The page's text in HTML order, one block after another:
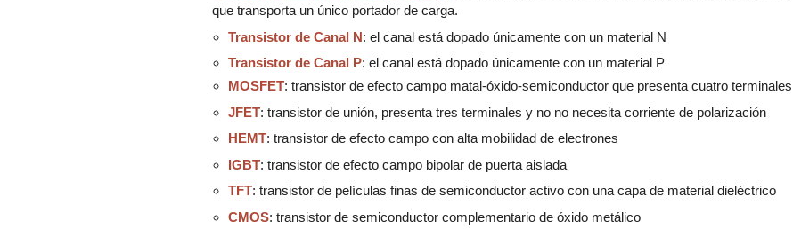
que transporta un único portador de carga.
Transistor de Canal N: el canal está dopado únicamente con un material N
Transistor de Canal P: el canal está dopado únicamente con un material P
MOSFET: transistor de efecto campo matal-óxido-semiconductor que presenta cuatro terminales
JFET: transistor de unión, presenta tres terminales y no no necesita corriente de polarización
HEMT: transistor de efecto campo con alta mobilidad de electrones
IGBT: transistor de efecto campo bipolar de puerta aislada
TFT: transistor de películas finas de semiconductor activo con una capa de material dieléctrico
CMOS: transistor de semiconductor complementario de óxido metálico